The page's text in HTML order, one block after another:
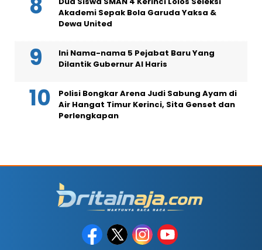
Akademi Sepak Bola Garuda Yaksa &
Dewa United
Ini Nama-nama 5 Pejabat Baru Yang
Dilantik Gubernur Al Haris
Polisi Bongkar Arena Judi Sabung Ayam di
Air Hangat Timur Kerinci, Sita Genset dan
Perlengkapan